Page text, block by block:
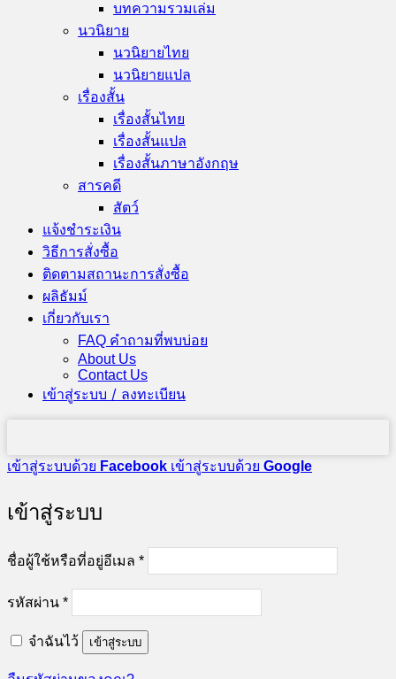
บทความรวมเล่ม
นวนิยาย
นวนิยายไทย
นวนิยายแปล
เรื่องสั้น
เรื่องสั้นไทย
เรื่องสั้นแปล
เรื่องสั้นภาษาอังกฤษ
สารคดี
สัตว์
แจ้งชำระเงิน
วิธีการสั่งซื้อ
ติดตามสถานะการสั่งซื้อ
ผลิธัมม์
เกี่ยวกับเรา
FAQ คำถามที่พบบ่อย
About Us
Contact Us
เข้าสู่ระบบ / ลงทะเบียน
เข้าสู่ระบบด้วย Facebook เข้าสู่ระบบด้วย Google
เข้าสู่ระบบ
ชื่อผู้ใช้หรือที่อยู่อีเมล *ต้องการ
รหัสผ่าน *ต้องการ
จำฉันไว้ เข้าสู่ระบบ